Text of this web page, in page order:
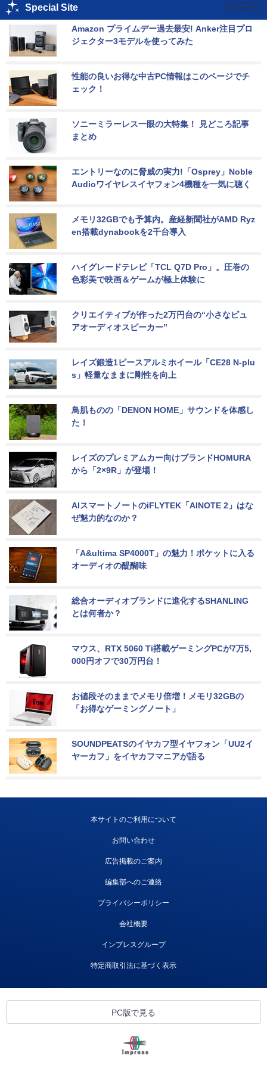
Special Site
Amazon プライムデー過去最安! Anker注目プロ
ジェクター3モデルを使ってみた
性能の良いお得な中古PC情報はこのページでチ
ェック！
ソニーミラーレス一眼の大特集！ 見どころ記事
まとめ
エントリーなのに脅威の実力!「Osprey」Noble
Audioワイヤレスイヤフォン4機種を一気に聴く
メモリ32GBでも予算内。産経新聞社がAMD Ryz
en搭載dynabookを2千台導入
ハイグレードテレビ「TCL Q7D Pro」。圧巻の
色彩美で映画＆ゲームが極上体験に
クリエイティブが作った2万円台の“小さなピュ
アオーディオスピーカー”
レイズ鍛造1ピースアルミホイール「CE28 N-plu
s」軽量なままに剛性を向上
鳥肌ものの「DENON HOME」サウンドを体感し
た！
レイズのプレミアムカー向けブランドHOMURA
から「2×9R」が登場！
AIスマートノートのiFLYTEK「AINOTE 2」はな
ぜ魅力的なのか？
「A&ultima SP4000T」の魅力！ポケットに入る
オーディオの醍醐味
総合オーディオブランドに進化するSHANLING
とは何者か？
マウス、RTX 5060 Ti搭載ゲーミングPCが7万5,
000円オフで30万円台！
お値段そのままでメモリ倍増！メモリ32GBの
「お得なゲーミングノート」
SOUNDPEATSのイヤカフ型イヤフォン「UU2イ
ヤーカフ」をイヤカフマニアが語る
本サイトのご利用について
お問い合わせ
広告掲載のご案内
編集部へのご連絡
プライバシーポリシー
会社概要
インプレスグループ
特定商取引法に基づく表示
PC版で見る